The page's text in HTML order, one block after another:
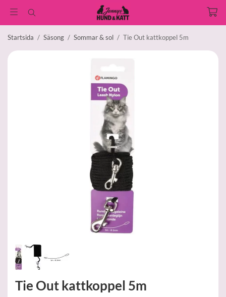
Startsida / Säsong / Sommar & sol / Tie Out kattkoppel 5m
Tie Out kattkoppel 5m